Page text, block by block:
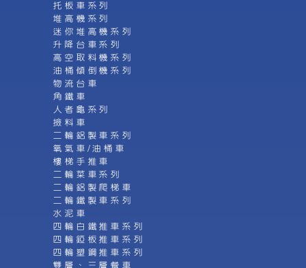
托板車系列
堆高機系列
迷你堆高機系列
升降台車系列
高空取料機系列
油桶傾倒機系列
物流台車
角鐵車
人者龜系列
撿料車
二輪鋁製車系列
氧氣車/油桶車
樓梯手推車
二輪菜車系列
二輪鋁製爬梯車
二輪鐵製車系列
水泥車
四輪白鐵推車系列
四輪錏板推車系列
四輪塑鋼推車系列
雙層、三層餐車